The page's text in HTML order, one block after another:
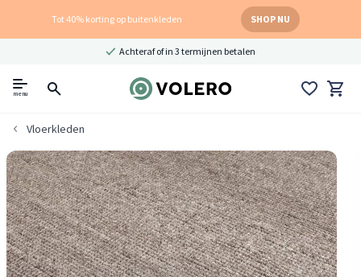
Tot 40% korting op buitenkleden SHOP NU
Achteraf of in 3 termijnen betalen
menu
Vloerkleden